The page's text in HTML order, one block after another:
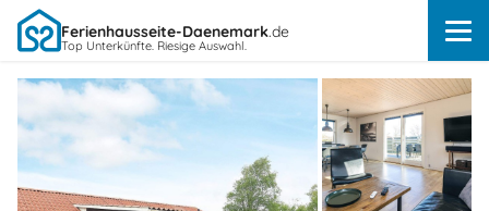
Ferienhausseite-Daenemark.de
Top Unterkünfte. Riesige Auswahl.